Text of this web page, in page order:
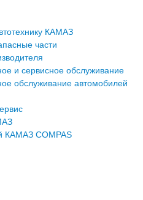
КАМАЗ
части
и сервисное обслуживание
обслуживание автомобилей
КАМАЗ COMPAS